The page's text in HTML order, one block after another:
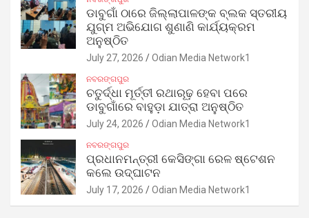
ଡାବୁଗାଁ ଠାରେ ଜିଲ୍ଲାପାଳଙ୍କ ବ୍ଲକ ସ୍ତରୀୟ
ଯୁଗ୍ମ ଅଭିଯୋଗ ଶୁଣାଣି କାର୍ଯ୍ୟକ୍ରମ
ଅନୁଷ୍ଠିତ
July 27, 2026 Odian Media Network1
ନବରଙ୍ଗପୁର
ଚତୁର୍ଦ୍ଧା ମୂର୍ତ୍ତୀ ରଥାରୂଢ଼ ହେବା ପରେ
ଡାବୁଗାଁରେ ବାହୁଡ଼ା ଯାତ୍ରା ଅନୁଷ୍ଠିତ
July 24, 2026 Odian Media Network1
ନବରଙ୍ଗପୁର
ପ୍ରଧାନମନ୍ତ୍ରୀ କେସିଙ୍ଗା ରେଳ ଷ୍ଟେଶନ
କଲେ ଉଦ୍‌ଘାଟନ
July 17, 2026 Odian Media Network1